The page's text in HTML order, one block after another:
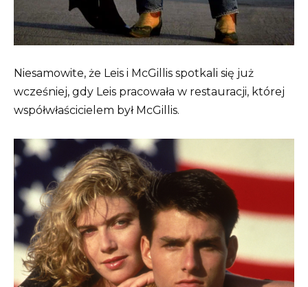
Niesamowite, że Leis i McGillis spotkali się już
wcześniej, gdy Leis pracowała w restauracji, której
współwłaścicielem był McGillis.